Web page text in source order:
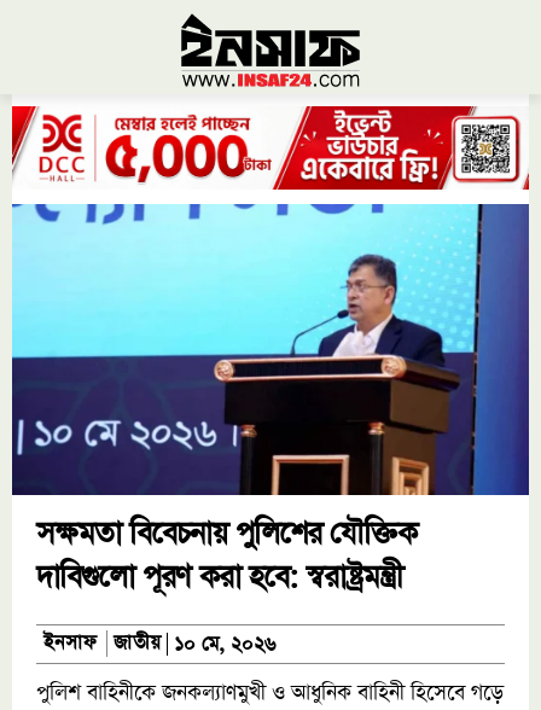
সক্ষমতা বিবেচনায় পুলিশের যৌক্তিক
দাবিগুলো পূরণ করা হবে: স্বরাষ্ট্রমন্ত্রী
ইনসাফ জাতীয় ১০ মে, ২০২৬
পুলিশ বাহিনীকে জনকল্যাণমুখী ও আধুনিক বাহিনী হিসেবে গড়ে